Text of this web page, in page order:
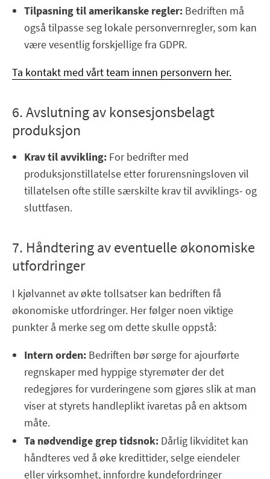
Tilpasning til amerikanske regler: Bedriften må
også tilpasse seg lokale personvernregler, som kan
være vesentlig forskjellige fra GDPR.
Ta kontakt med vårt team innen personvern her.
6. Avslutning av konsesjonsbelagt
produksjon
Krav til avvikling: For bedrifter med
produksjonstillatelse etter forurensningsloven vil
tillatelsen ofte stille særskilte krav til avviklings- og
sluttfasen.
7. Håndtering av eventuelle økonomiske
utfordringer
I kjølvannet av økte tollsatser kan bedriften få
økonomiske utfordringer. Her følger noen viktige
punkter å merke seg om dette skulle oppstå:
Intern orden: Bedriften bør sørge for ajourførte
regnskaper med hyppige styremøter der det
redegjøres for vurderingene som gjøres slik at man
viser at styrets handleplikt ivaretas på en aktsom
måte.
Ta nødvendige grep tidsnok: Dårlig likviditet kan
håndteres ved å øke kredittider, selge eiendeler
eller virksomhet, innfordre kundefordringer